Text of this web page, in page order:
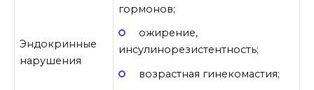
Эндокринные
нарушения
гормонов;
ожирение,
инсулинорезистентность;
возрастная гинекомастия;